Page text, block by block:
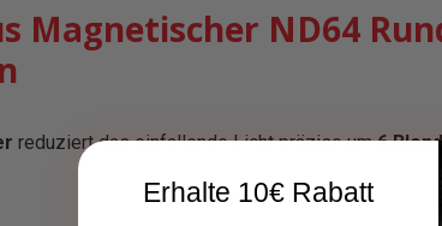
Magnetischer ND64
reduziert das einfallende Licht präzise um6
Erhalte 10€ Rabatt